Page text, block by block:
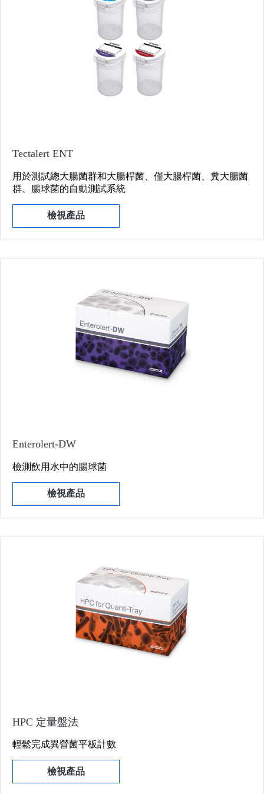
Tectalert ENT
用於測試總大腸菌群和大腸桿菌、僅大腸桿菌、糞大腸菌
群、腸球菌的自動測試系統
檢視產品
Enterolert-DW
檢測飲用水中的腸球菌
檢視產品
HPC 定量盤法
輕鬆完成異營菌平板計數
檢視產品